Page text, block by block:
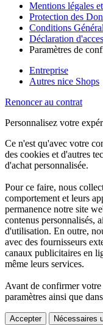
Mentions légales
Protection des
Conditions
Déclaration
Paramètres de
Entreprise
Autres nice Shops
Renoncer au contrat
Personnalisez votre
Ce n'est qu'avec votre
des cookies et d'autres
d'achat personnalisée.
Pour ce faire, nous
comportement et leurs
permanence notre site
contenus personnalisés,
d'utilisation. En outre,
avec des fournisseurs
canaux publicitaires en
même leurs services.
Avant de confirmer votre
paramètres ainsi que
Accepter Nécessaires